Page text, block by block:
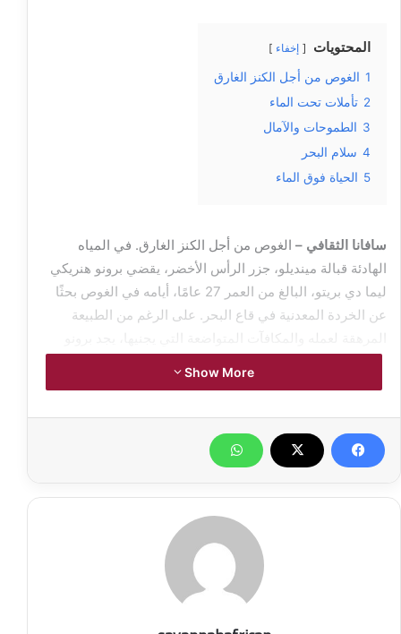
المحتويات إخفاء
1 الغوص من أجل الكنز الغارق
2 تأملات تحت الماء
3 الطموحات والآمال
4 سلام البحر
5 الحياة فوق الماء
سافانا الثقافي – الغوص من أجل الكنز الغارق. في المياه
الهادئة قبالة مينديلو، جزر الرأس الأخضر، يقضي برونو هنريكي
ليما دي بريتو، البالغ من العمر 27 عامًا، أيامه في الغوص بحثًا
عن الخردة المعدنية في قاع البحر. على الرغم من الطبيعة
المرهقة لعمله والمكافآت المتواضعة التي يجنيها، يجد برونو
السعادة والراحة في البحر. تستكشف هذه المقالة الروتين
اليومي لبرونو وتأملاته في الحياة تحت الماء وعلى اليابسة
الماء.
الغوص من أجل الكنز الغارق
كل يوم، يغوص برونو هنريكي ليما دي بريتو في مياه مينديلو
بحثًا عن الخردة المعدنية. المهمة مرهقة جسديًا، حيث يمشط
قاع البحر بحثًا عن الحطام والنفايات المعدنية. يتطلب كل غوص
دقة وجهدًا، وغالبًا ما تكون المكافأة ضئيلة. ومع ذلك، يظل برونو
Show More